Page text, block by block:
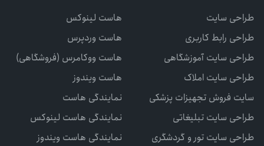
طراحی سایت
طراحی رابط کاربری
طراحی سایت آموزشگاهی
طراحی سایت املاک
سایت فروش تجهیزات پزشکی
طراحی سایت تبلیغاتی
طراحی سایت تور و گردشگری
هاست لینوکس
هاست وردپرس
هاست ووکامرس (فروشگاهی)
هاست ویندوز
نمایندگی هاست
نمایندگی هاست لینوکس
نمایندگی هاست ویندوز